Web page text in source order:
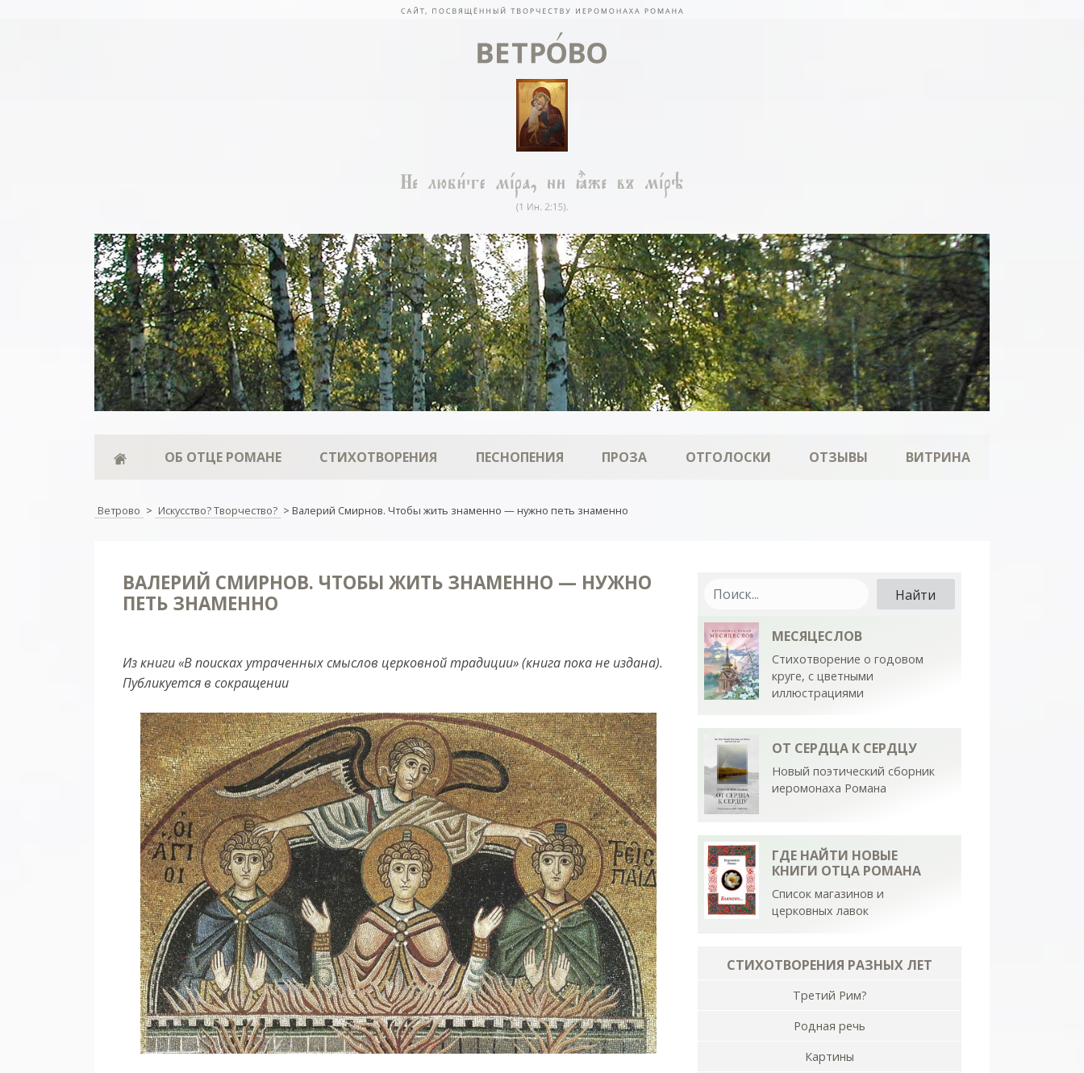
ОБ ОТЦЕ РОМАНЕ СТИХОТВОРЕНИЯ ПЕСНОПЕНИЯ ПРОЗА ОТГОЛОСКИ ОТЗЫВЫ ВИТРИНА
Ветрово > Искусство? Творчество? > Валерий Смирнов. Чтобы жить знаменно — нужно петь знаменно
ВАЛЕРИЙ СМИРНОВ. ЧТОБЫ ЖИТЬ ЗНАМЕННО — НУЖНО
ПЕТЬ ЗНАМЕННО
Из книги «В поисках утраченных смыслов церковной традиции» (книга пока не издана).
Публикуется в сокращении
МЕСЯЦЕСЛОВ
Стихотворение о годовом
круге, с цветными
иллюстрациями
ОТ СЕРДЦА К СЕРДЦУ
Новый поэтический сборник
иеромонаха Романа
ГДЕ НАЙТИ НОВЫЕ
КНИГИ ОТЦА РОМАНА
Список магазинов и
церковных лавок
СТИХОТВОРЕНИЯ РАЗНЫХ ЛЕТ
Третий Рим?
Родная речь
Картины